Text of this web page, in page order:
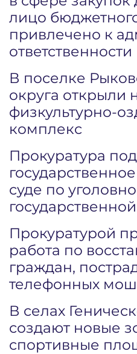
лицо
привлечено к
ответственности
В поселке
округа открыли
физкультурно-
комплекс
Прокуратура
суде по
Прокуратурой
работа по
граждан,
телефонных
В селах
создают новые
спортивные